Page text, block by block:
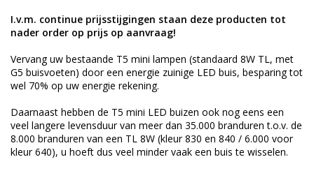
I.v.m. continue prijsstijgingen staan deze producten tot
nader order op prijs op aanvraag!
Vervang uw bestaande T5 mini lampen (standaard 8W TL, met
G5 buisvoeten) door een energie zuinige LED buis, besparing tot
wel 70% op uw energie rekening.
Daarnaast hebben de T5 mini LED buizen ook nog eens een
veel langere levensduur van meer dan 35.000 branduren t.o.v. de
8.000 branduren van een TL 8W (kleur 830 en 840 / 6.000 voor
kleur 640), u hoeft dus veel minder vaak een buis te wisselen.